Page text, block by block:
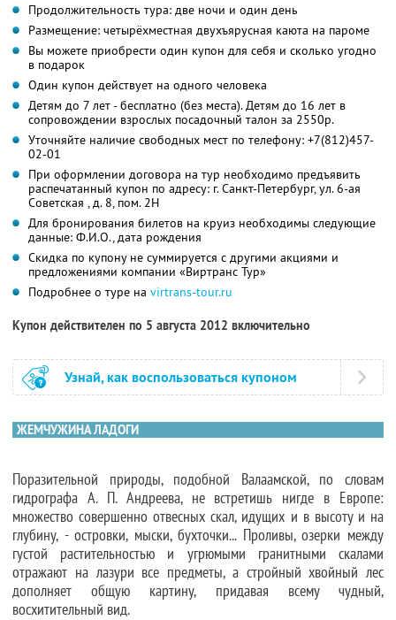
Продолжительность тура: две ночи и один день
Размещение: четырёхместная двухъярусная каюта на пароме
Вы можете приобрести один купон для себя и сколько угодно
в подарок
Один купон действует на одного человека
Детям до 7 лет - бесплатно (без места). Детям до 16 лет в
сопровождении взрослых посадочный талон за 2550р.
Уточняйте наличие свободных мест по телефону: +7(812)457-
02-01
При оформлении договора на тур необходимо предъявить
распечатанный купон по адресу: г. Санкт-Петербург, ул. 6-ая
Советская , д. 8, пом. 2Н
Для бронирования билетов на круиз необходимы следующие
данные: Ф.И.О., дата рождения
Скидка по купону не суммируется с другими акциями и
предложениями компании «Виртранс Тур»
Подробнее о туре на virtrans-tour.ru
Купон действителен по 5 августа 2012 включительно
Узнай, как воспользоваться купоном
ЖЕМЧУЖИНА ЛАДОГИ
Поразительной природы, подобной Валаамской, по словам
гидрографа А. П. Андреева, не встретишь нигде в Европе:
множество совершенно отвесных скал, идущих и в высоту и на
глубину, - островки, мыски, бухточки... Проливы, озерки между
густой растительностью и угрюмыми гранитными скалами
отражают на лазури все предметы, а стройный хвойный лес
дополняет общую картину, придавая всему чудный,
восхитительный вид.